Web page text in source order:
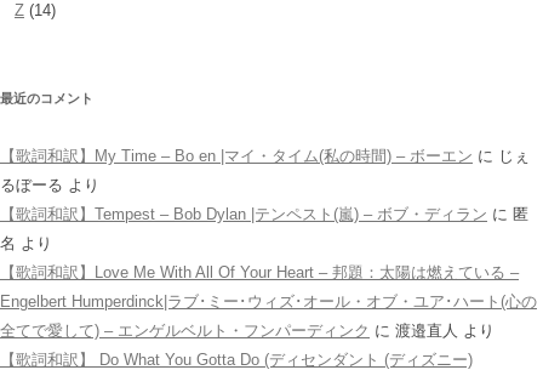
Z (14)
最近のコメント
【歌詞和訳】My Time – Bo en |マイ・タイム(私の時間) – ボーエン に じぇ
るぼーる より
【歌詞和訳】Tempest – Bob Dylan |テンペスト(嵐) – ボブ・ディラン に 匿
名 より
【歌詞和訳】Love Me With All Of Your Heart – 邦題：太陽は燃えている –
Engelbert Humperdinck|ラブ･ミー･ウィズ･オール・オブ・ユア･ハート(心の
全てで愛して) – エンゲルベルト・フンパーディンク に 渡邉直人 より
【歌詞和訳】 Do What You Gotta Do (ディセンダント (ディズニー)